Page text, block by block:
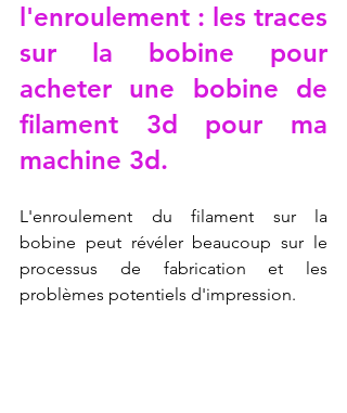
l'enroulement : les traces
sur la bobine pour
acheter une bobine de
filament 3d pour ma
machine 3d.
L'enroulement du filament sur la
bobine peut révéler beaucoup sur le
processus de fabrication et les
problèmes potentiels d'impression.